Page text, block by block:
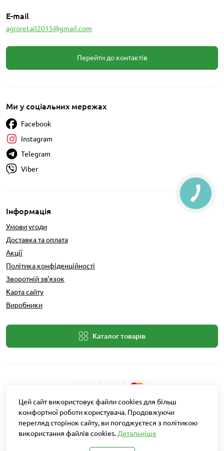
E-mail
agroretail2015@gmail.com
Перейти до контактів
Інформація
Умови угоди
Доставка та оплата
Акції
Політика конфіденційності
Зворотній зв'язок
Карта сайту
Виробники
Каталог товарів
Ми у соціальних мережах
Facebook
Instagram
Telegram
Viber
Розробник: Intent Solutions
Агро Рітейл © 2026
Цей сайт використовує файли cookies для більш
комфортної роботи користувача. Продовжуючи
перегляд сторінок сайту, ви погоджуєтеся з політикою
використання файлів cookies. Детальніше